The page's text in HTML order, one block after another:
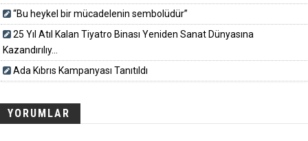
“Bu heykel bir mücadelenin sembolüdür”
25 Yıl Atıl Kalan Tiyatro Binası Yeniden Sanat Dünyasına
Kazandırılıy...
Ada Kıbrıs Kampanyası Tanıtıldı
YORUMLAR